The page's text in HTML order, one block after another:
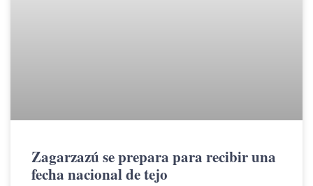
Zagarzazú se prepara para recibir una
fecha nacional de tejo